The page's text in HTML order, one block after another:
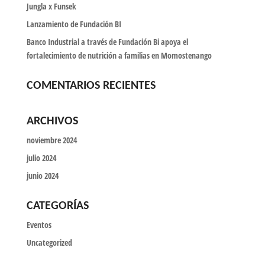
Jungla x Funsek
Lanzamiento de Fundación BI
Banco Industrial a través de Fundación Bi apoya el
fortalecimiento de nutrición a familias en Momostenango
COMENTARIOS RECIENTES
ARCHIVOS
noviembre 2024
julio 2024
junio 2024
CATEGORÍAS
Eventos
Uncategorized